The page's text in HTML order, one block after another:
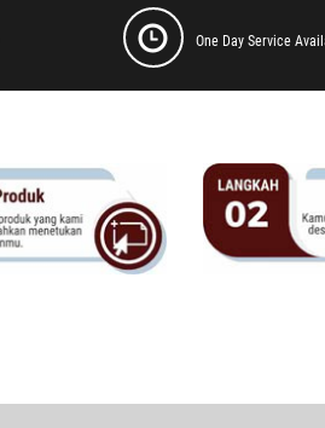
One Day Service